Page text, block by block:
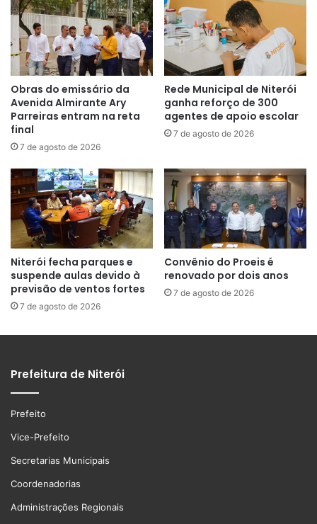
Obras do emissário da
Avenida Almirante Ary
Parreiras entram na reta
final
7 de agosto de 2026
Rede Municipal de Niterói
ganha reforço de 300
agentes de apoio escolar
7 de agosto de 2026
Niterói fecha parques e
suspende aulas devido à
previsão de ventos fortes
7 de agosto de 2026
Convênio do Proeis é
renovado por dois anos
7 de agosto de 2026
Prefeitura de Niterói
Prefeito
Vice-Prefeito
Secretarias Municipais
Coordenadorias
Administrações Regionais